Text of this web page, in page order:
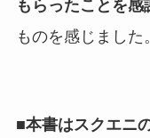
もらったことを感
ものを感じました。
■本書はスクエニ